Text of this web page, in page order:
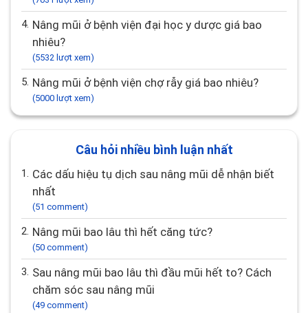
4. Nâng mũi ở bệnh viện đại học y dược giá bao
nhiêu?
(5532 lượt xem)
5. Nâng mũi ở bệnh viện chợ rẫy giá bao nhiêu?
(5000 lượt xem)
Câu hỏi nhiều bình luận nhất
1. Các dấu hiệu tụ dịch sau nâng mũi dễ nhận biết
nhất
(51 comment)
2. Nâng mũi bao lâu thì hết căng tức?
(50 comment)
3. Sau nâng mũi bao lâu thì đầu mũi hết to? Cách
chăm sóc sau nâng mũi
(49 comment)